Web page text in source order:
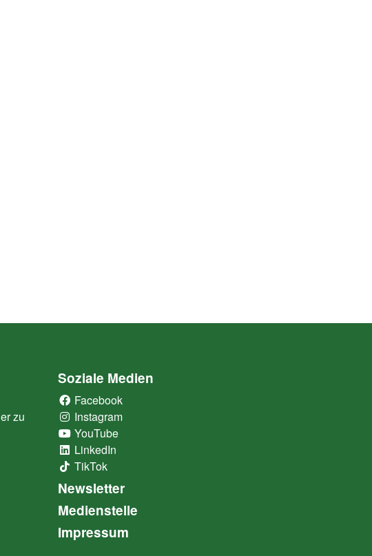
zu
Soziale Medien
Facebook
Instagram
YouTube
LinkedIn
TikTok
Newsletter
Medienstelle
Impressum